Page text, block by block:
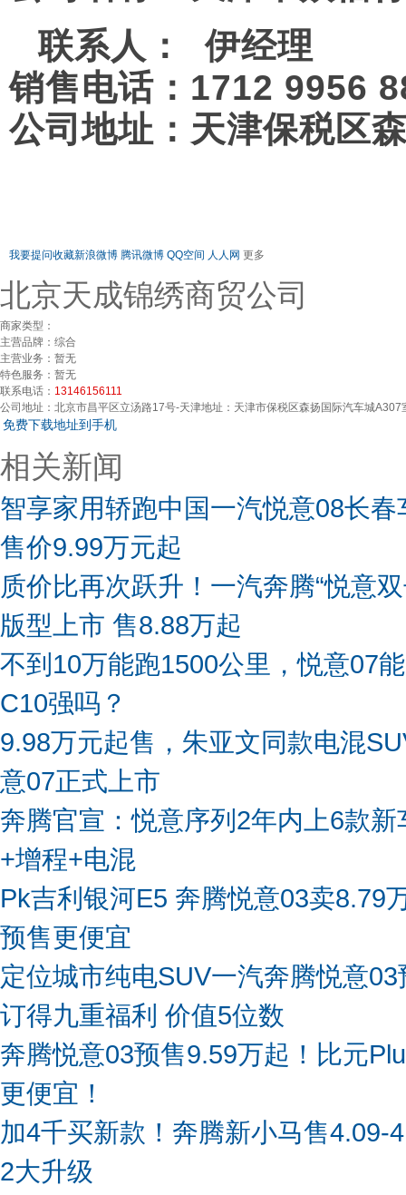
联系人： 伊经理
销售电话：1712 9956
公司地址： 天津保税
我要提问收藏新浪微博 腾讯微博 QQ空间 人人网 更多
北京天成锦绣商贸公司
商家类型：
主营品牌： 综合
主营业务： 暂无
特色服务： 暂无
联系电话： 13146156111
公司地址： 北京市昌平区立汤路17号-天津地址：天津市保税区森扬国际汽车城A307
免费下载地址到手机
相关新闻
智享家用轿跑中国一汽悦意08长春
售价9.99万元起
质价比再次跃升！一汽奔腾“悦意
版型上市 售8.88万起
不到10万能跑1500公里，悦意07
C10强吗？
9.98万元起售，朱亚文同款电混
意07正式上市
奔腾官宣：悦意序列2年内上6款新
+增程+电混
Pk吉利银河E5 奔腾悦意03卖8.79
预售更便宜
定位城市纯电SUV一汽奔腾悦意03
订得九重福利 价值5位数
奔腾悦意03预售9.59万起！比元
更便宜！
加4千买新款！奔腾新小马售4.09-
2大升级